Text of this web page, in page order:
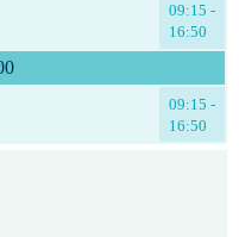
09:15 -
16:50
09:15 -
16:50